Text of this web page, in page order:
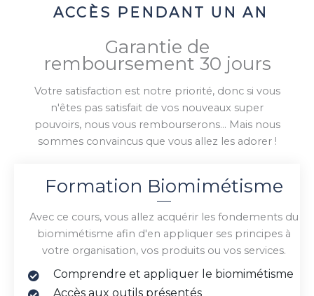
ACCÈS PENDANT UN AN
Garantie de
remboursement 30 jours
Votre satisfaction est notre priorité, donc si vous
n'êtes pas satisfait de vos nouveaux super
pouvoirs, nous vous rembourserons... Mais nous
sommes convaincus que vous allez les adorer !
Formation Biomimétisme
Avec ce cours, vous allez acquérir les fondements du
biomimétisme afin d'en appliquer ses principes à
votre organisation, vos produits ou vos services.
Comprendre et appliquer le biomimétisme
Accès aux outils présentés